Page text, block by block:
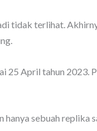
tidak terlihat.
25 April tahun 2023.
sebuah replika